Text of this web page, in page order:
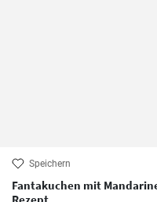
Speichern
Fantakuchen mit